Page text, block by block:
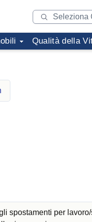
Qualità della
spostamenti per